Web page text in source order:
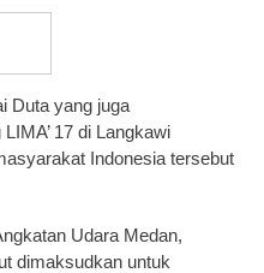
Duta yang juga
17 di Langkawi
Indonesia tersebut
Udara Medan,
dimaksudkan untuk